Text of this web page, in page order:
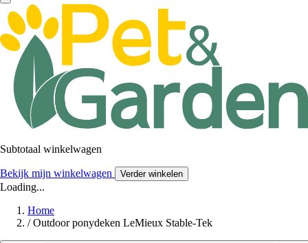
Subtotaal winkelwagen
Bekijk mijn winkelwagen Verder winkelen
Loading...
Home
/ Outdoor ponydeken LeMieux Stable-Tek